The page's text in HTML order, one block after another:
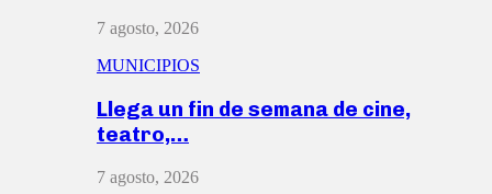
7 agosto, 2026
MUNICIPIOS
Llega un fin de semana de cine,
teatro,…
7 agosto, 2026